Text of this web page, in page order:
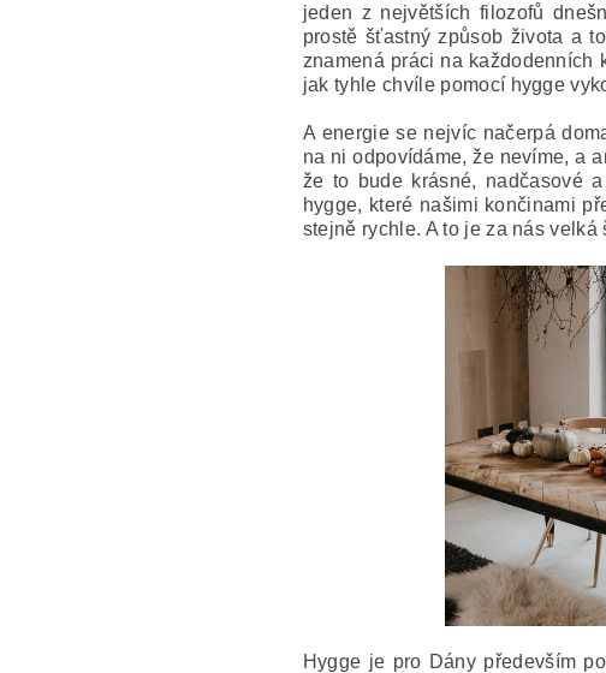
jeden z největších filozofů
prostě šťastný způsob života a
znamená práci na každodenních
jak tyhle chvíle pomocí hygge
A energie se nejvíc načerpá
na ni odpovídáme, že nevíme, a
že to bude krásné, nadčasové
hygge, které našimi končinami
stejně rychle. A to je za nás velká
Hygge je pro Dány především